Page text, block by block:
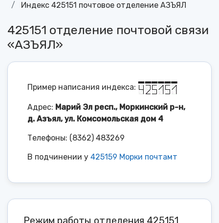
Индекс 425151 почтовое отделение АЗЪЯЛ
425151 отделение почтовой связи
«АЗЪЯЛ»
Пример написания индекса:
Адрес: Марий Эл респ., Моркинский р-н,
д. Азъял, ул. Комсомольская дом 4
Телефоны: (8362) 483269
В подчинении у 425159 Морки почтамт